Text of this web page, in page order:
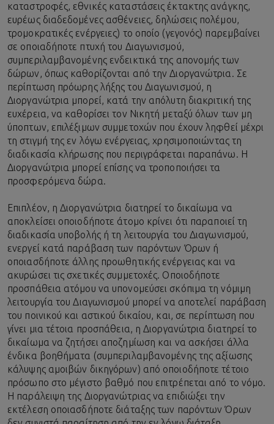
καταστροφές, εθνικές καταστάσεις έκτακτης ανάγκης,
ευρέως διαδεδομένες ασθένειες, δηλώσεις πολέμου,
τρομοκρατικές ενέργειες) το οποίο (γεγονός) παρεμβαίνει
σε οποιαδήποτε πτυχή του Διαγωνισμού,
συμπεριλαμβανομένης ενδεικτικά της απονομής των
δώρων, όπως καθορίζονται από την Διοργανώτρια. Σε
περίπτωση πρόωρης λήξης του Διαγωνισμού, η
Διοργανώτρια μπορεί, κατά την απόλυτη διακριτική της
ευχέρεια, να καθορίσει τον Νικητή μεταξύ όλων των μη
ύποπτων, επιλέξιμων συμμετοχών που έχουν ληφθεί μέχρι
τη στιγμή της εν λόγω ενέργειας, χρησιμοποιώντας τη
διαδικασία κλήρωσης που περιγράφεται παραπάνω. Η
Διοργανώτρια μπορεί επίσης να τροποποιήσει τα
προσφερόμενα δώρα.
Επιπλέον, η Διοργανώτρια διατηρεί το δικαίωμα να
αποκλείσει οποιοδήποτε άτομο κρίνει ότι παραποιεί τη
διαδικασία υποβολής ή τη λειτουργία του Διαγωνισμού,
ενεργεί κατά παράβαση των παρόντων Όρων ή
οποιασδήποτε άλλης προωθητικής ενέργειας και να
ακυρώσει τις σχετικές συμμετοχές. Οποιοδήποτε
προσπάθεια ατόμου να υπονομεύσει σκόπιμα τη νόμιμη
λειτουργία του Διαγωνισμού μπορεί να αποτελεί παράβαση
του ποινικού και αστικού δικαίου, και, σε περίπτωση που
γίνει μια τέτοια προσπάθεια, η Διοργανώτρια διατηρεί το
δικαίωμα να ζητήσει αποζημίωση και να ασκήσει άλλα
ένδικα βοηθήματα (συμπεριλαμβανομένης της αξίωσης
κάλυψης αμοιβών δικηγόρων) από οποιοδήποτε τέτοιο
πρόσωπο στο μέγιστο βαθμό που επιτρέπεται από το νόμο.
Η παράλειψη της Διοργανώτριας να επιδιώξει την
εκτέλεση οποιασδήποτε διάταξης των παρόντων Όρων